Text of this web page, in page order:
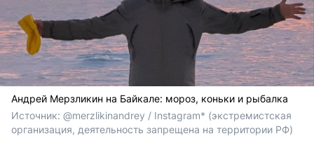
Андрей Мерзликин на Байкале: мороз, коньки и рыбалка
Источник: @merzlikinandrey / Instagram* (экстремистская
организация, деятельность запрещена на территории РФ)